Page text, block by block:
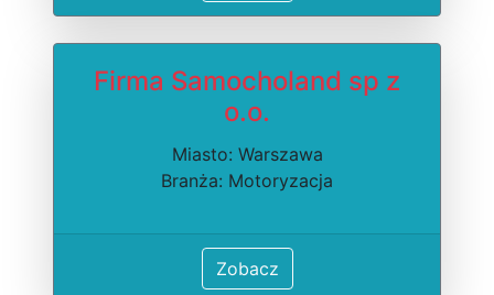
Firma Samocholand sp z
o.o.
Miasto: Warszawa
Branża: Motoryzacja
Zobacz